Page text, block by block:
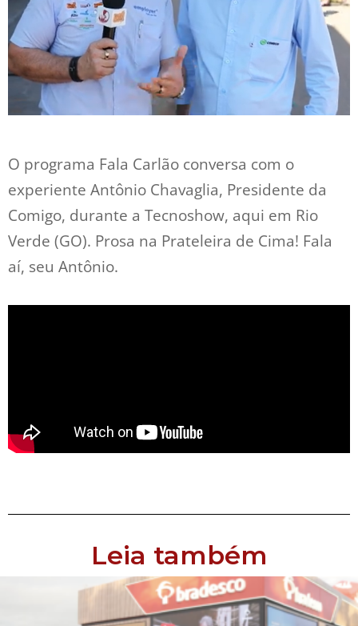
O programa Fala Carlão conversa com o
experiente Antônio Chavaglia, Presidente da
Comigo, durante a Tecnoshow, aqui em Rio
Verde (GO). Prosa na Prateleira de Cima! Fala
aí, seu Antônio.
Leia também